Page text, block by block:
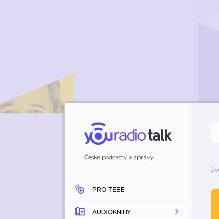
České podcasty a zprávy
PRO TEBE
AUDIOKNIHY